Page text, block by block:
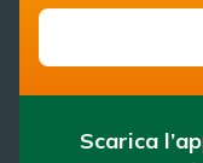
Scarica